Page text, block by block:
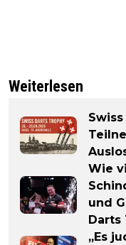
Weiterlesen
Wie
und
Darts
„Es